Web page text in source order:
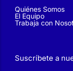
Quiénes Somos
El Equipo
Trabaja con
Suscríbete a